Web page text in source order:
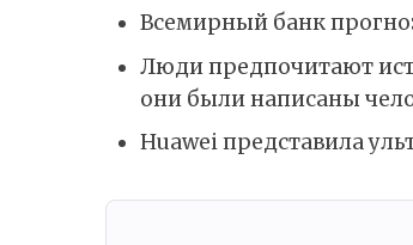
Всемирный банк
Люди предпочитают
они были написаны
Huawei представила